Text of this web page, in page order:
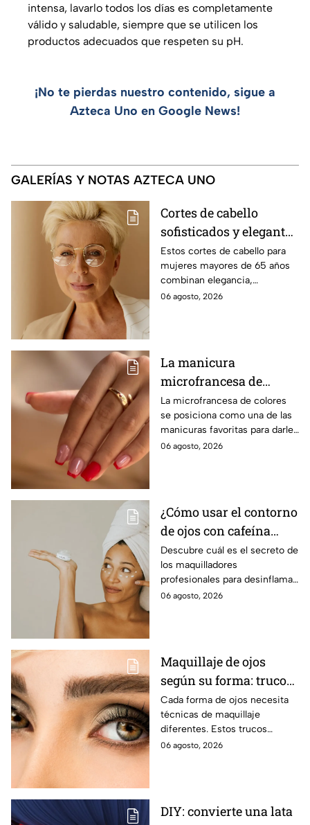
intensa, lavarlo todos los días es completamente
válido y saludable, siempre que se utilicen los
productos adecuados que respeten su pH.
¡No te pierdas nuestro contenido, sigue a
Azteca Uno en Google News!
GALERÍAS Y NOTAS AZTECA UNO
Cortes de cabello
sofisticados y elegantes
para mujeres mayores
de 65 años
Estos cortes de cabello para
mujeres mayores de 65 años
combinan elegancia,
comodidad y estilo, con
06 agosto, 2026
La manicura
microfrancesa de
colores que es
tendencia
La microfrancesa de colores
se posiciona como una de las
manicuras favoritas para darle
un toque divertido, delicado y
06 agosto, 2026
¿Cómo usar el contorno
de ojos con cafeína
para desinflamar
párpados encapotados?
Descubre cuál es el secreto de
los maquilladores
profesionales para desinflamar
los párpados encapotados con
06 agosto, 2026
Maquillaje de ojos
según su forma: trucos
para realzar la mirada
Cada forma de ojos necesita
técnicas de maquillaje
diferentes. Estos trucos
ayudan a abrir, elevar, suavizar
06 agosto, 2026
DIY: convierte una lata